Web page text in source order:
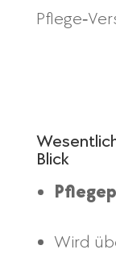
Blick
Wird